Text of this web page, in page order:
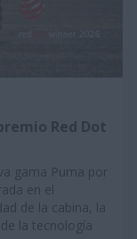
Red Dot
gama Puma por
en el
de la cabina, la
la tecnología